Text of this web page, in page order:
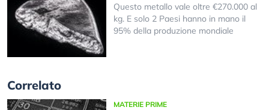
Questo metallo vale oltre €270.000 al
kg. E solo 2 Paesi hanno in mano il
95% della produzione mondiale
Correlato
MATERIE PRIME